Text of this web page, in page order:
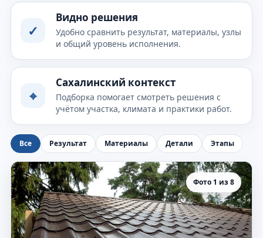
✓
Видно решения
Удобно сравнить результат, материалы, узлы
и общий уровень исполнения.
⌖
Сахалинский контекст
Подборка помогает смотреть решения с
учётом участка, климата и практики работ.
Все Результат Материалы Детали Этапы
Фото 1 из 8